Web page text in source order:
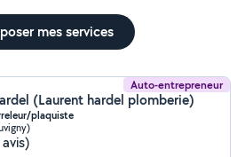
mes services
Auto-entrepreneur
(Laurent hardel plomberie)
plaquiste